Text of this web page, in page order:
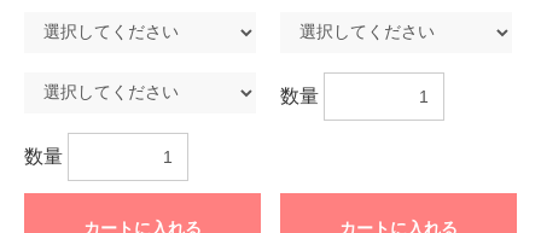
数量
カートに入れる
数量
カートに入れる